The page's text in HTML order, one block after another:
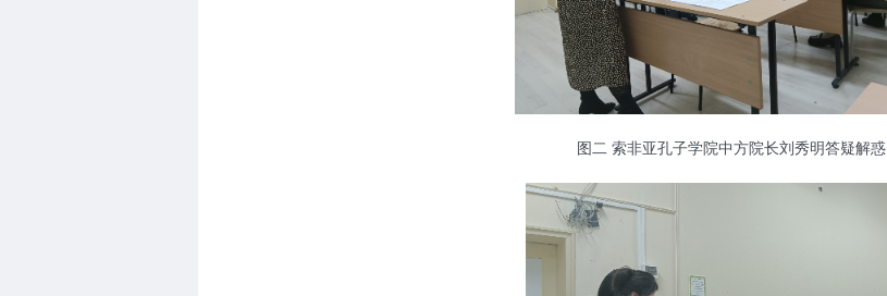
图二 索非亚孔子学院中方院长刘秀明答疑解惑